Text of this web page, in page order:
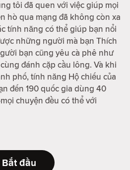
tôi đã quen với việc giúp mọi
hò qua mạng đã không còn xa
tính năng có thể giúp bạn nổi
những người mà bạn Thích
bạn cũng yêu cà phê như
đánh cặp cầu lông. Và khi
phố, tính năng Hộ chiếu của
đến 190 quốc gia dùng 40
chuyện đều có thể với
Bắt đầu